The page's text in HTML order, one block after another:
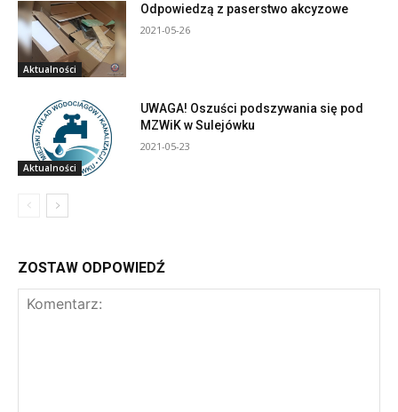
Aktualności
Odpowiedzą z paserstwo akcyzowe
2021-05-26
Aktualności
UWAGA! Oszuści podszywania się pod
MZWiK w Sulejówku
2021-05-23
ZOSTAW ODPOWIEDŹ